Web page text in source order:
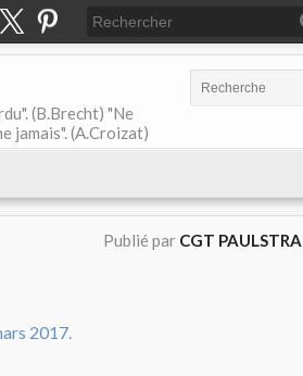
(B.Brecht) "Ne
jamais". (A.Croizat)
Publié par CGT PAULSTRA